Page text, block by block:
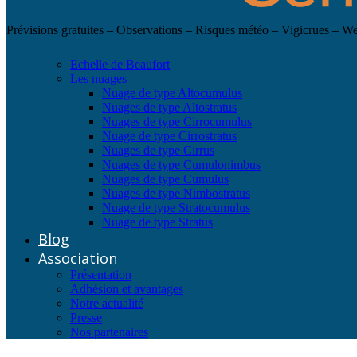
Prévisions gratuites – Observations – Risques météo – Vigicrues –
Echelle de Beaufort
Les nuages
Nuage de type Altocumulus
Nuages de type Altostratus
Nuages de type Cirrocumulus
Nuage de type Cirrostratus
Nuages de type Cirrus
Nuages de type Cumulonimbus
Nuages de type Cumulus
Nuages de type Nimbostratus
Nuage de type Stratocumulus
Nuage de type Stratus
Blog
Association
Présentation
Adhésion et avantages
Notre actualité
Presse
Nos partenaires